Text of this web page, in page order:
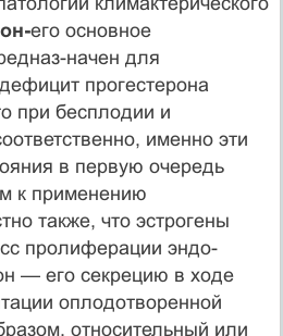
его основное
начен для
прогестерона
при бесплодии и
именно эти
в первую очередь
к применению
также, что эстрогены
пролиферации эндо­
— его секрецию в ходе
оп­лодотворенной
относительный или